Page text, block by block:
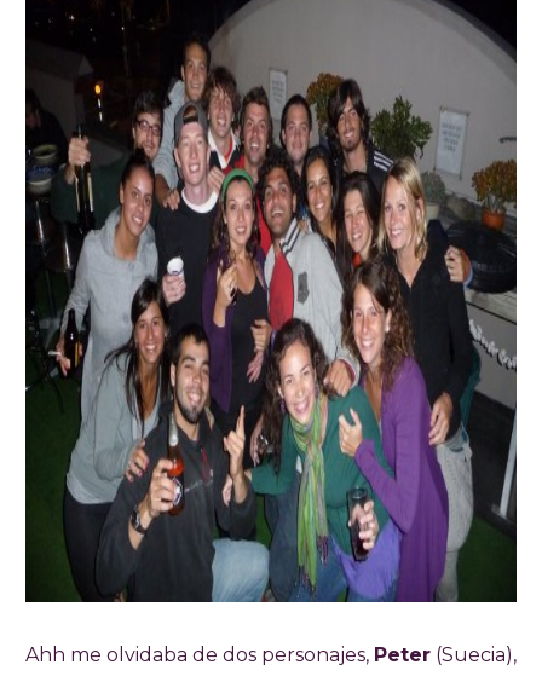
Ahh me olvidaba de dos personajes, Peter (Suecia),